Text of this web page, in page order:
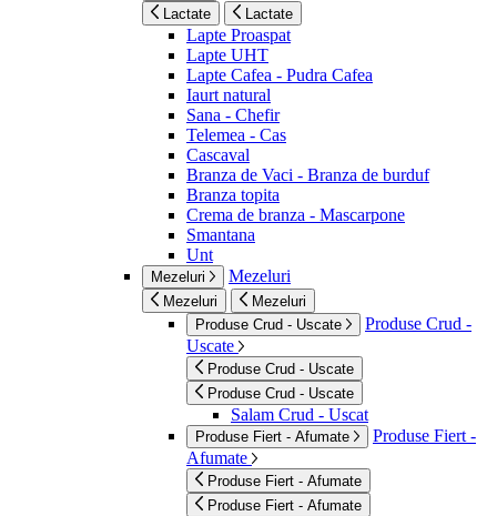
Lactate Lactate
Lapte Proaspat
Lapte UHT
Lapte Cafea - Pudra Cafea
Iaurt natural
Sana - Chefir
Telemea - Cas
Cascaval
Branza de Vaci - Branza de burduf
Branza topita
Crema de branza - Mascarpone
Smantana
Unt
Mezeluri Mezeluri
Mezeluri
Mezeluri
Produse Crud - Uscate
Produse Crud -
Uscate
Produse Crud - Uscate
Produse Crud - Uscate
Salam Crud - Uscat
Produse Fiert - Afumate
Produse Fiert -
Afumate
Produse Fiert - Afumate
Produse Fiert - Afumate